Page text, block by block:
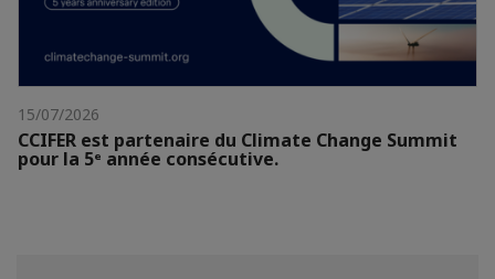
15/07/2026
CCIFER est partenaire du Climate Change Summit
pour la 5ᵉ année consécutive.